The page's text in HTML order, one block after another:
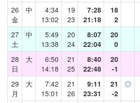
26
金
中
4:34
13:02
19
23
7:28
21:18
18
2
27
土
中
5:49
13:38
20
24
8:07
22:04
20
0
28
日
大
6:50
14:18
21
25
8:40
22:48
20
-1
29
月
大
7:42
15:01
21
26
9:11
23:31
21
-2
◎